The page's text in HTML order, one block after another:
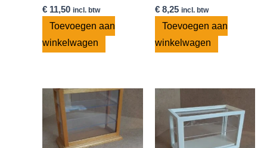
€ 11,50 incl. btw
Toevoegen aan
winkelwagen
€8,25 incl. btw
Toevoegen aan
winkelwagen